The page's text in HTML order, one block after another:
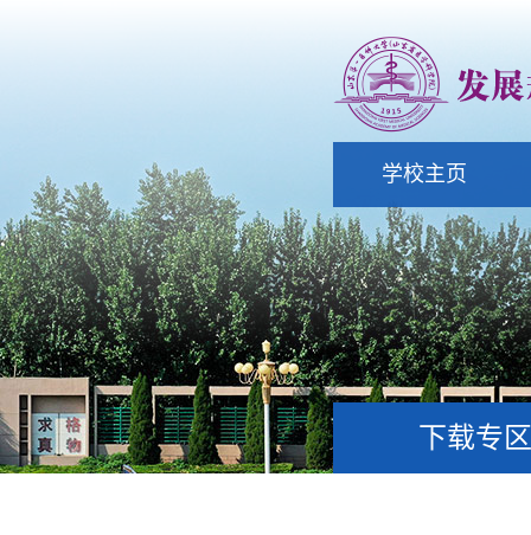
学校主页
下载专区